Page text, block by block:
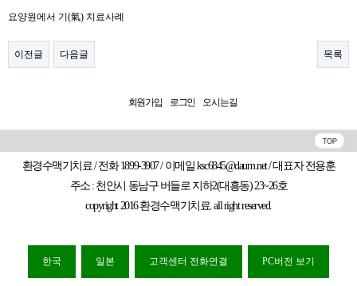
요양원에서 기(氣) 치료사례​
이전글 다음글 목록
회원가입 로그인 오시는길
환경수맥기치료 / 전화 1899-3907 / 이메일 ksc6845@daum.net / 대표자 전용훈
주소 : 천안시 동남구 버들로 지하2(대흥동) 23~26호
copyright 2016 환경수맥기치료. all right reserved.
한국 일본 고객센터 전화연결 PC버전 보기